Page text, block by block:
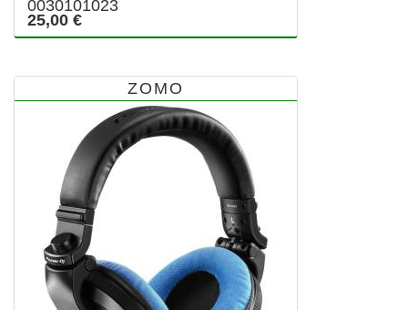
0030101023
25,00 €
ZOMO